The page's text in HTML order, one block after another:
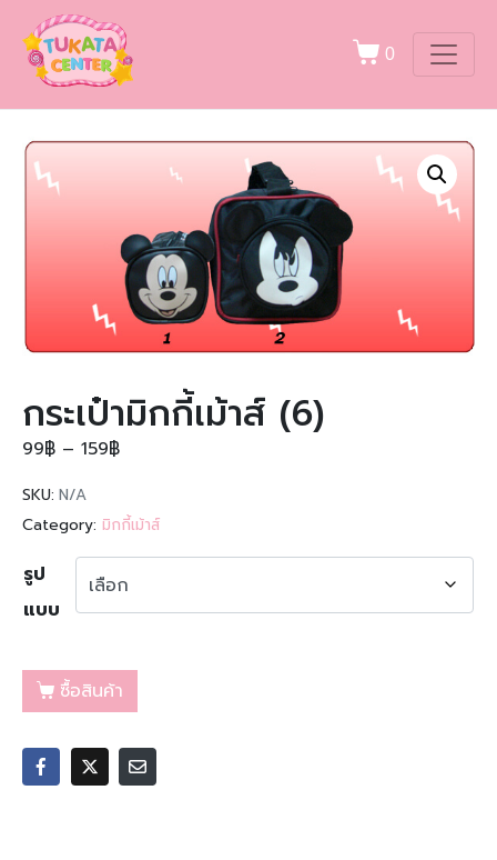
0
กระเป๋ามิกกี้เม้าส์ (6)
99฿ – 159฿
SKU: N/A
Category: มิกกี้เม้าส์
รูป
แบบ
ซื้อสินค้า